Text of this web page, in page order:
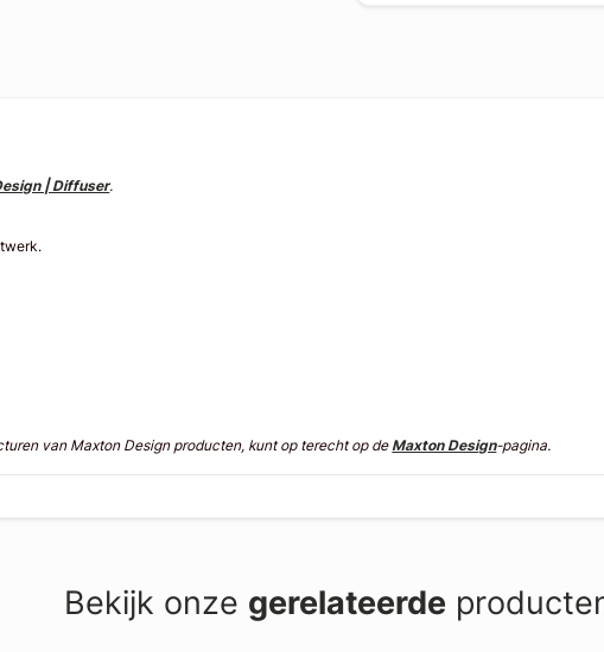
| Diffuser.
van Maxton Design producten, kunt op terecht op deMaxton Design-pagina.
Bekijk onze gerelateerde